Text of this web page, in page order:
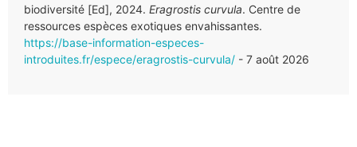
biodiversité [Ed], 2024. Eragrostis curvula. Centre de
ressources espèces exotiques envahissantes.
https://base-information-especes-
introduites.fr/espece/eragrostis-curvula/ - 7 août 2026